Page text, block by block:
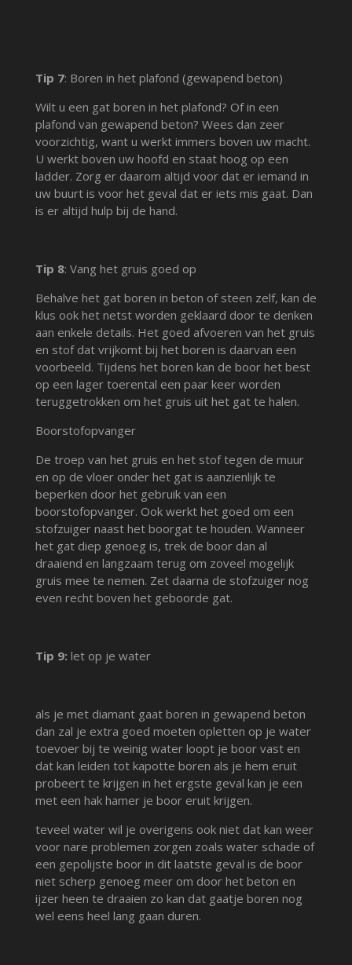
Tip 7: Boren in het plafond (gewapend beton)
Wilt u een gat boren in het plafond? Of in een
plafond van gewapend beton? Wees dan zeer
voorzichtig, want u werkt immers boven uw macht.
U werkt boven uw hoofd en staat hoog op een
ladder. Zorg er daarom altijd voor dat er iemand in
uw buurt is voor het geval dat er iets mis gaat. Dan
is er altijd hulp bij de hand.
Tip 8: Vang het gruis goed op
Behalve het gat boren in beton of steen zelf, kan de
klus ook het netst worden geklaard door te denken
aan enkele details. Het goed afvoeren van het gruis
en stof dat vrijkomt bij het boren is daarvan een
voorbeeld. Tijdens het boren kan de boor het best
op een lager toerental een paar keer worden
teruggetrokken om het gruis uit het gat te halen.
Boorstofopvanger
De troep van het gruis en het stof tegen de muur
en op de vloer onder het gat is aanzienlijk te
beperken door het gebruik van een
boorstofopvanger. Ook werkt het goed om een
stofzuiger naast het boorgat te houden. Wanneer
het gat diep genoeg is, trek de boor dan al
draaiend en langzaam terug om zoveel mogelijk
gruis mee te nemen. Zet daarna de stofzuiger nog
even recht boven het geboorde gat.
Tip 9: let op je water
als je met diamant gaat boren in gewapend beton
dan zal je extra goed moeten opletten op je water
toevoer bij te weinig water loopt je boor vast en
dat kan leiden tot kapotte boren als je hem eruit
probeert te krijgen in het ergste geval kan je een
met een hak hamer je boor eruit krijgen.
teveel water wil je overigens ook niet dat kan weer
voor nare problemen zorgen zoals water schade of
een gepolijste boor in dit laatste geval is de boor
niet scherp genoeg meer om door het beton en
ijzer heen te draaien zo kan dat gaatje boren nog
wel eens heel lang gaan duren.